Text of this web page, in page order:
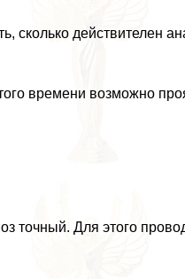
сколько действителен
времени возможно
точный. Для этого